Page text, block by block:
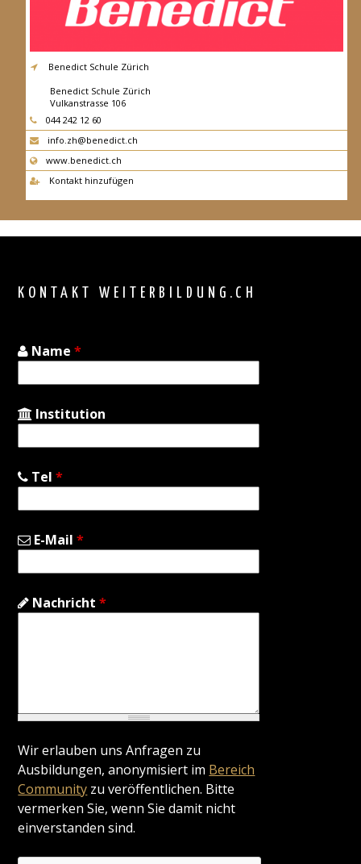
Benedict Schule Zürich
Benedict Schule Zürich
Vulkanstrasse 106
8048 Zürich
044 242 12 60
info.zh@benedict.ch
www.benedict.ch
Kontakt hinzufügen
KONTAKT WEITERBILDUNG.CH
Name*
Institution
Tel*
E-Mail*
Nachricht*
Wir erlauben uns Anfragen zu
Ausbildungen, anonymisiert im Bereich
Community zu veröffentlichen. Bitte
vermerken Sie, wenn Sie damit nicht
einverstanden sind.